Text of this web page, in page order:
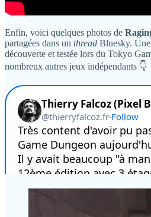
Enfin, voici quelques photos de
partagées dans un thread Bluesky.
découverte et testée lors du Tokyo
nombreux autres jeux indépendants 👇